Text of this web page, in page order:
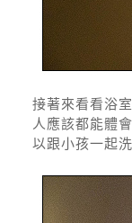
接著來看看浴
人應該都能體
以跟小孩一起